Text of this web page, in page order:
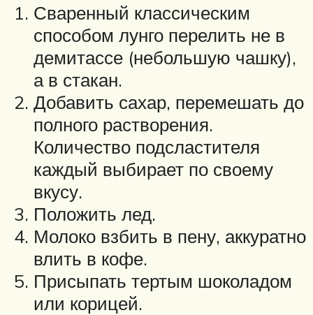
Сваренный классическим
способом лунго перелить не в
демитассе (небольшую чашку),
а в стакан.
Добавить сахар, перемешать до
полного растворения.
Количество подсластителя
каждый выбирает по своему
вкусу.
Положить лед.
Молоко взбить в пену, аккуратно
влить в кофе.
Присыпать тертым шоколадом
или корицей.